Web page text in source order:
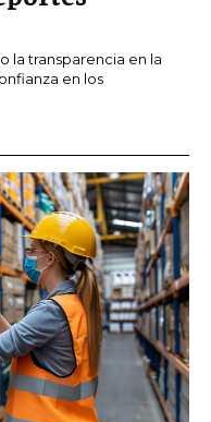
la transparencia en la
en los